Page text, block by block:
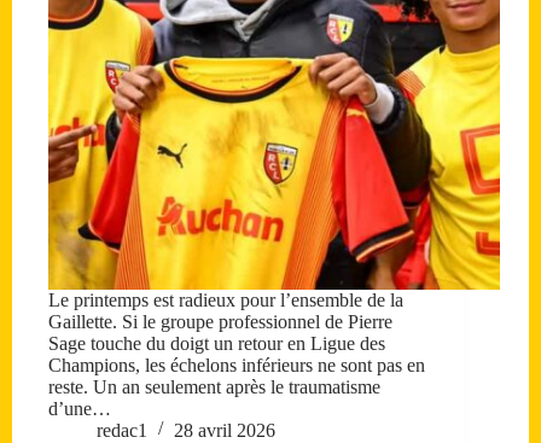
Le printemps est radieux pour l’ensemble de la
Gaillette. Si le groupe professionnel de Pierre
Sage touche du doigt un retour en Ligue des
Champions, les échelons inférieurs ne sont pas en
reste. Un an seulement après le traumatisme
d’une…
redac1
28 avril 2026